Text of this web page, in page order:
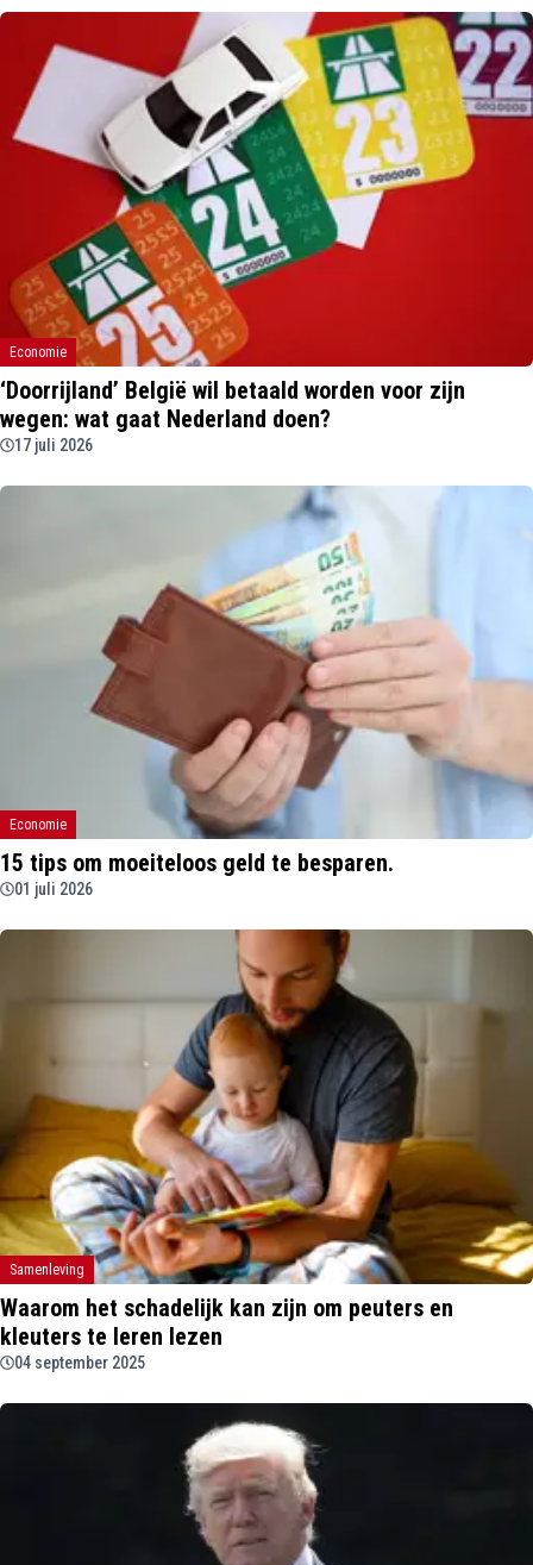
Economie
‘Doorrijland’ België wil betaald worden voor zijn
wegen: wat gaat Nederland doen?
17 juli 2026
Economie
15 tips om moeiteloos geld te besparen.
01 juli 2026
Samenleving
Waarom het schadelijk kan zijn om peuters en
kleuters te leren lezen
04 september 2025